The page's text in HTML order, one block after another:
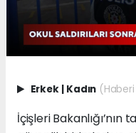
Erkek | Kadın
İçişleri